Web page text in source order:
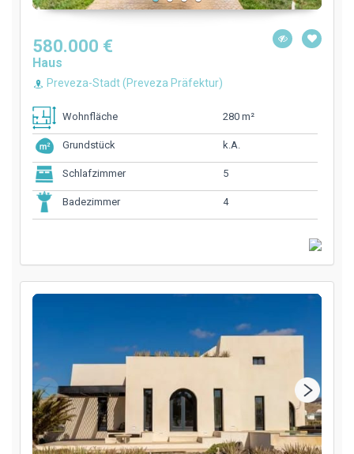
580.000 €
Haus
Preveza-Stadt (Preveza Präfektur)
Wohnfläche 280 m²
Grundstück k.A.
Schlafzimmer 5
Badezimmer 4